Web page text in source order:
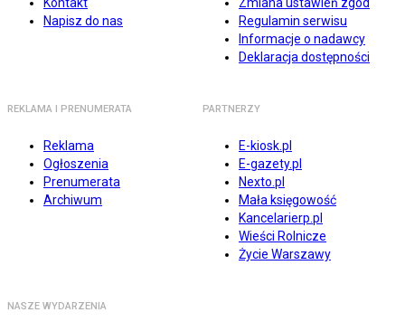
Napisz do nas
Regulamin serwisu
Informacje o nadawcy
Deklaracja dostępności
REKLAMA I PRENUMERATA
Reklama
Ogłoszenia
Prenumerata
Archiwum
PARTNERZY
E-kiosk.pl
E-gazety.pl
Nexto.pl
Mała księgowość
Kancelarierp.pl
Wieści Rolnicze
Życie Warszawy
NASZE WYDARZENIA